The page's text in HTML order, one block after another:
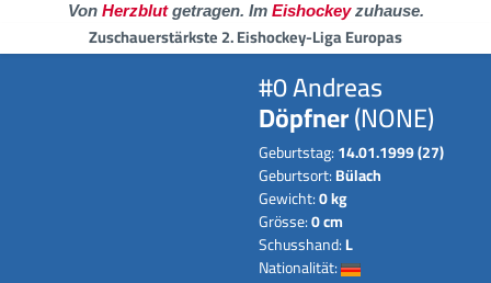
Von Herzblutgetragen. Im Eishockeyzuhause.
Zuschauerstärkste 2. Eishockey-Liga Europas
#0 Andreas
Döpfner(NONE)
Geburtstag:14.01.1999 (27)
Geburtsort:Bülach
Gewicht:0 kg
Grösse:0 cm
Schusshand:L
Nationalität: